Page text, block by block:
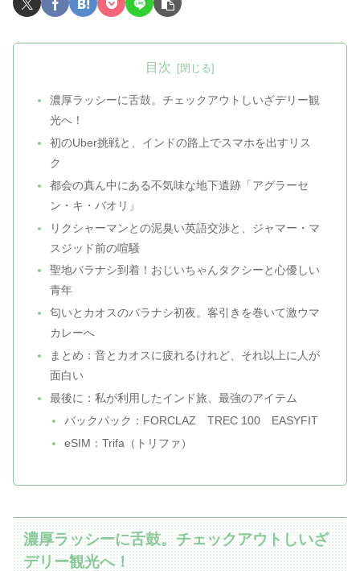
目次
濃厚ラッシーに舌鼓。チェックアウトしいざデリー観
光へ！
初のUber挑戦と、インドの路上でスマホを出すリス
ク
都会の真ん中にある不気味な地下遺跡「アグラーセ
ン・キ・バオリ」
リクシャーマンとの泥臭い英語交渉と、ジャマー・マ
スジッド前の喧騒
聖地バラナシ到着！おじいちゃんタクシーと心優しい
青年
匂いとカオスのバラナシ初夜。客引きを巻いて激ウマ
カレーへ
まとめ：音とカオスに疲れるけれど、それ以上に人が
面白い
最後に：私が利用したインド旅、最強のアイテム
バックパック：FORCLAZ TREC 100 EASYFIT
eSIM：Trifa（トリファ）
濃厚ラッシーに舌鼓。チェックアウトしいざ
デリー観光へ！